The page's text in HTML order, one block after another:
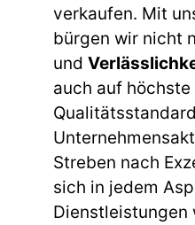
verkaufen. Mit
bürgen wir nicht
und
auch auf höchste
Streben nach
sich in jedem
Dienstleistungen